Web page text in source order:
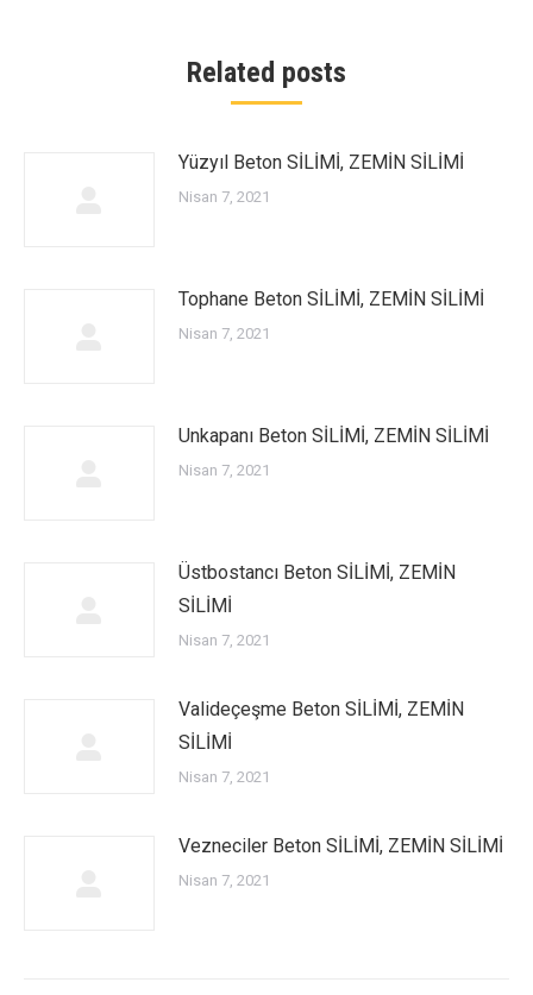
Related posts
Yüzyıl Beton SİLİMİ, ZEMİN SİLİMİ
Nisan 7, 2021
Tophane Beton SİLİMİ, ZEMİN SİLİMİ
Nisan 7, 2021
Unkapanı Beton SİLİMİ, ZEMİN SİLİMİ
Nisan 7, 2021
Üstbostancı Beton SİLİMİ, ZEMİN
SİLİMİ
Nisan 7, 2021
Valideçeşme Beton SİLİMİ, ZEMİN
SİLİMİ
Nisan 7, 2021
Vezneciler Beton SİLİMİ, ZEMİN SİLİMİ
Nisan 7, 2021